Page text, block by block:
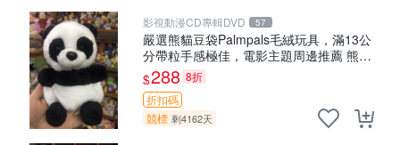
影視動漫CD專輯DVD 57
嚴選熊貓豆袋Palmpals毛絨玩具，滿13公
分帶粒手感極佳，電影主題周邊推薦 熊貓
Palmpals 毛絨玩具 豆袋 劇場版周邊
$288 8折
折扣碼
競標 剩4162天